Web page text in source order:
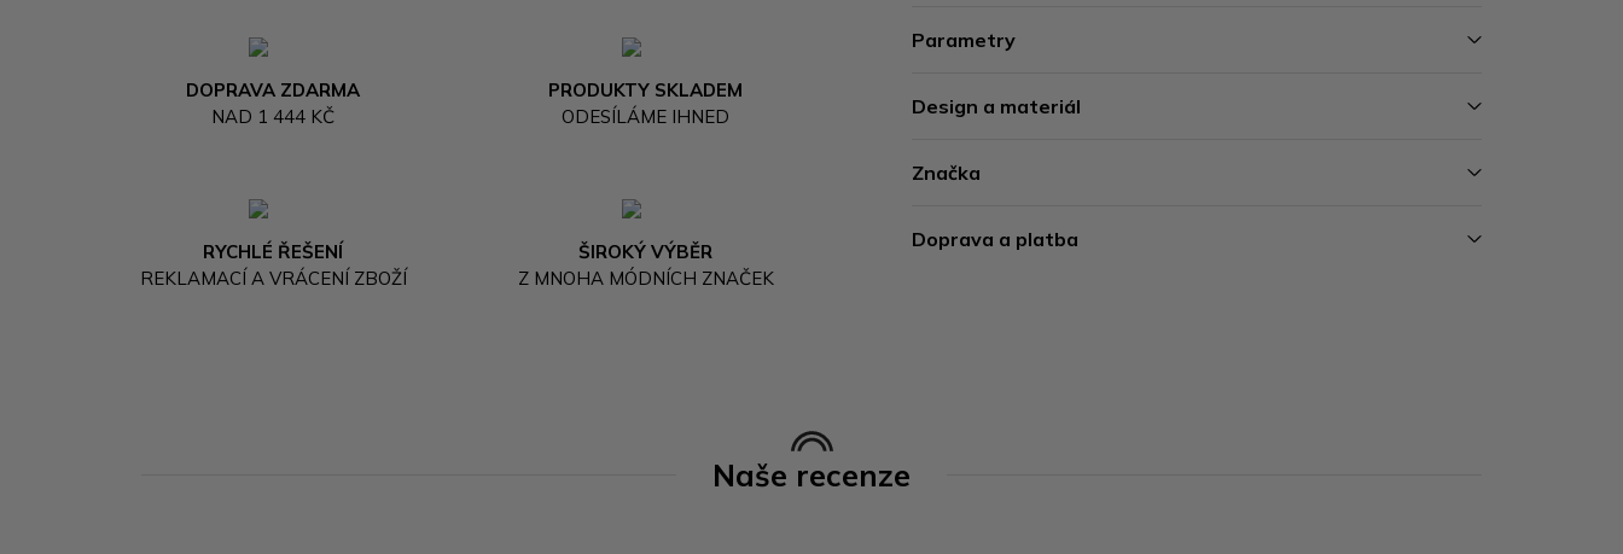
DOPRAVA ZDARMA
NAD 1 444 KČ
PRODUKTY SKLADEM
ODESÍLÁME IHNED
RYCHLÉ ŘEŠENÍ
REKLAMACÍ A VRÁCENÍ ZBOŽÍ
ŠIROKÝ VÝBĚR
Z MNOHA MÓDNÍCH ZNAČEK
Parametry
Design a materiál
Značka
Doprava a platba
Naše recenze